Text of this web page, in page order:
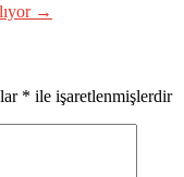
→
* ile işaretlenmişlerdir